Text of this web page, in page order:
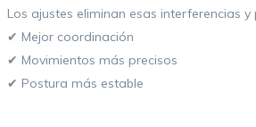
Los ajustes eliminan esas interferencias
✔ Mejor coordinación
✔ Movimientos más precisos
✔ Postura más estable